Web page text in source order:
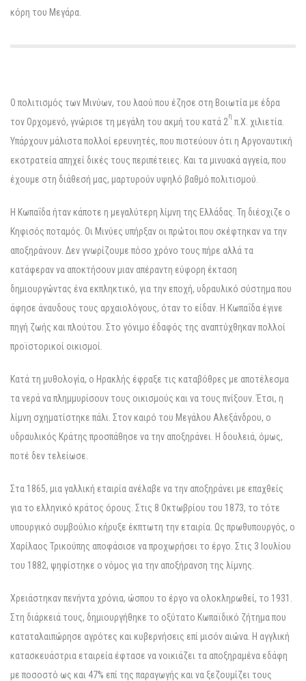
κόρη του Μεγάρα.
Ο πολιτισμός των Μινύων, του λαού που έζησε στη Βοιωτία με έδρα
τον Ορχομενό, γνώρισε τη μεγάλη του ακμή του κατά 2
η
π.Χ. χιλιετία.
Υπάρχουν μάλιστα πολλοί ερευνητές, που πιστεύουν ότι η Αργοναυτική
εκστρατεία απηχεί δικές τους περιπέτειες. Και τα μινυακά αγγεία, που
έχουμε στη διάθεσή μας, μαρτυρούν υψηλό βαθμό πολιτισμού.
Η Κωπαΐδα ήταν κάποτε η μεγαλύτερη λίμνη της Ελλάδας. Τη διέσχιζε ο
Κηφισός ποταμός. Οι Μινύες υπήρξαν οι πρώτοι που σκέφτηκαν να την
αποξηράνουν. Δεν γνωρίζουμε πόσο χρόνο τους πήρε αλλά τα
κατάφεραν να αποκτήσουν μιαν απέραντη εύφορη έκταση
δημιουργώντας ένα εκπληκτικό, για την εποχή, υδραυλικό σύστημα που
άφησε άναυδους τους αρχαιολόγους, όταν το είδαν. Η Κωπαΐδα έγινε
πηγή ζωής και πλούτου. Στο γόνιμο έδαφός της αναπτύχθηκαν πολλοί
προϊστορικοί οικισμοί.
Κατά τη μυθολογία, ο Ηρακλής έφραξε τις καταβόθρες με αποτέλεσμα
τα νερά να πλημμυρίσουν τους οικισμούς και να τους πνίξουν. Έτσι, η
λίμνη σχηματίστηκε πάλι. Στον καιρό του Μεγάλου Αλεξάνδρου, ο
υδραυλικός Κράτης προσπάθησε να την αποξηράνει. Η δουλειά, όμως,
ποτέ δεν τελείωσε.
Στα 1865, μια γαλλική εταιρία ανέλαβε να την αποξηράνει με επαχθείς
για το ελληνικό κράτος όρους. Στις 8 Οκτωβρίου του 1873, το τότε
υπουργικό συμβούλιο κήρυξε έκπτωτη την εταιρία. Ως πρωθυπουργός, ο
Χαρίλαος Τρικούπης αποφάσισε να προχωρήσει το έργο. Στις 3 Ιουλίου
του 1882, ψηφίστηκε ο νόμος για την αποξήρανση της λίμνης.
Χρειάστηκαν πενήντα χρόνια, ώσπου το έργο να ολοκληρωθεί, το 1931.
Στη διάρκειά τους, δημιουργήθηκε το οξύτατο Κωπαϊδικό ζήτημα που
καταταλαιπώρησε αγρότες και κυβερνήσεις επί μισόν αιώνα. Η αγγλική
κατασκευάστρια εταιρεία έφτασε να νοικιάζει τα αποξηραμένα εδάφη
με ποσοστό ως και 47% επί της παραγωγής και να ξεζουμίζει τους